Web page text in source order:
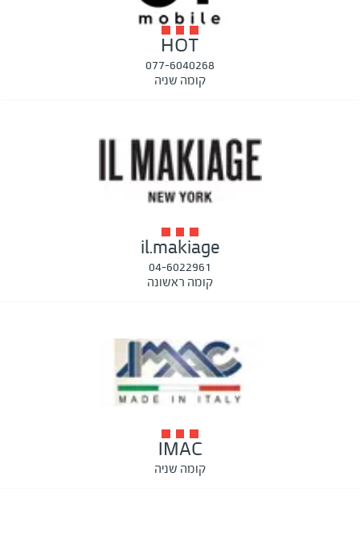
HOT
077-6040268
קומה שניה
il.makiage
04-6022961
קומה ראשונה
IMAC
קומה שניה